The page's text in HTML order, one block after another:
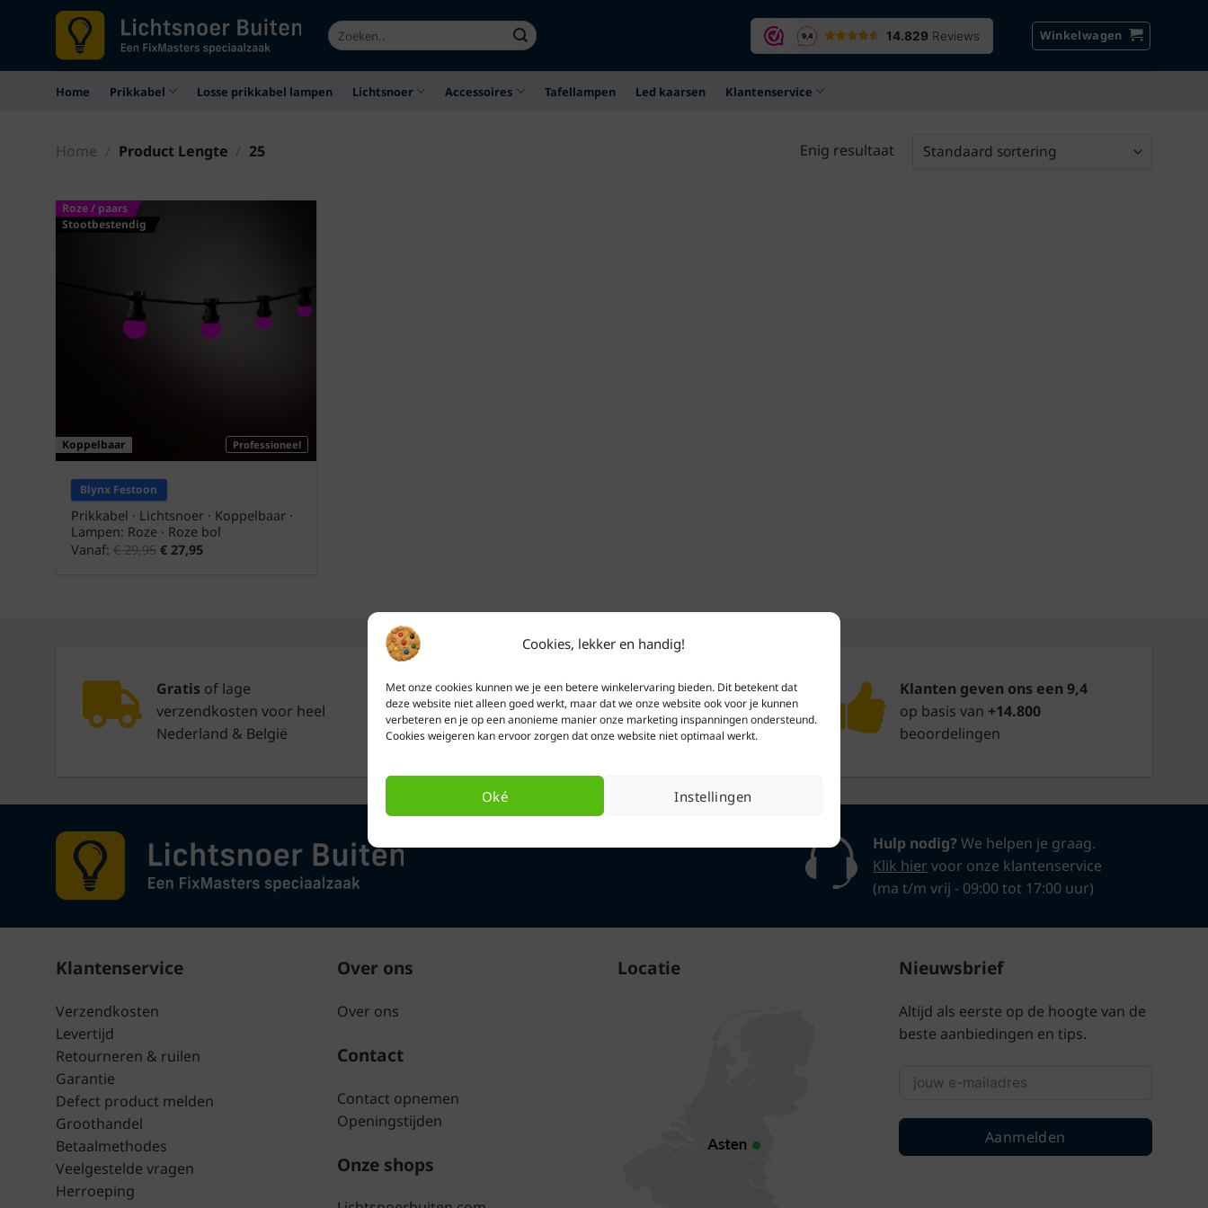
Cookies, lekker en handig!
Met onze cookies kunnen we je een betere winkelervaring bieden. Dit betekent dat
deze website niet alleen goed werkt, maar dat we onze website ook voor je kunnen
verbeteren en je op een anonieme manier onze marketing inspanningen ondersteund.
Cookies weigeren kan ervoor zorgen dat onze website niet optimaal werkt.
Oké Instellingen
Zoeken
naar:
Winkelwagen
Home Prikkabel Losse prikkabel lampen Lichtsnoer Accessoires Tafellampen Led kaarsen Klantenservice
Home Product Lengte 25 Enig resultaat
Roze / paars
Stootbestendig
Professioneel
Koppelbaar
Blynx Festoon
Prikkabel · Lichtsnoer · Koppelbaar ·
Lampen: Roze · Roze bol
Vanaf:€29,95 € 27,95
Gratis of lage
verzendkosten voor heel
Nederland & België
Binnen 24 uurverzonden
tijdens werkdagen
(maandag t/m vrijdag)
Klanten geven ons een 9,4
op basis van +14.800
beoordelingen
Hulp nodig?We helpen je graag.
Klik hier voor onze klantenservice
(ma t/m vrij - 09:00 tot 17:00 uur)
Klantenservice
Verzendkosten
Levertijd
Retourneren & ruilen
Garantie
Defect product melden
Groothandel
Betaalmethodes
Veelgestelde vragen
Herroeping
Over ons
Over ons
Contact
Contact opnemen
Openingstijden
Onze shops
Locatie Nieuwsbrief
Altijd als eerste op de hoogte van de
beste aanbiedingen en tips.
Aanmelden